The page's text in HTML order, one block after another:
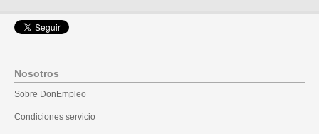
Nosotros
Sobre DonEmpleo
Condiciones servicio